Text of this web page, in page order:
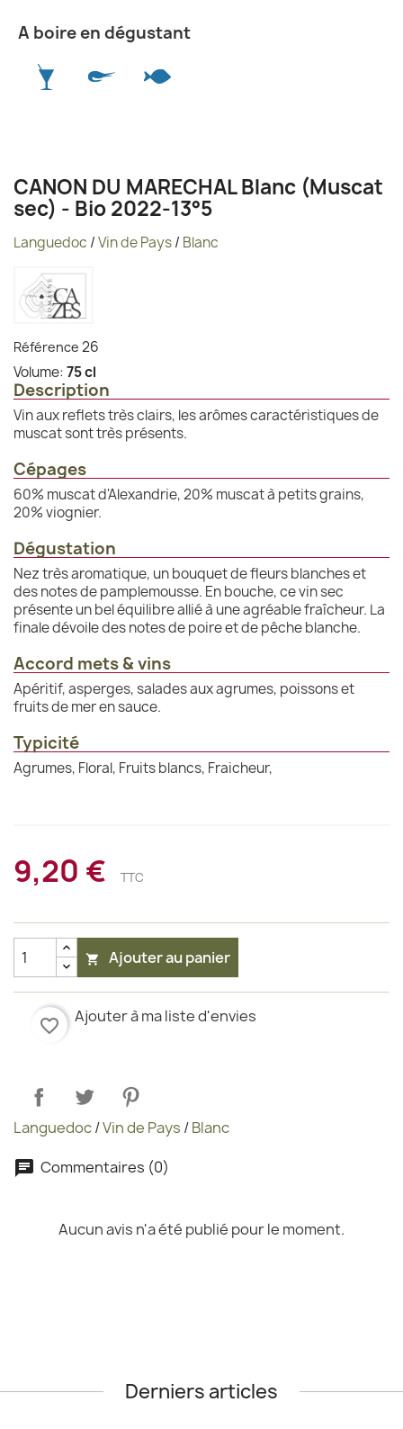
A boire en dégustant
CANON DU MARECHAL Blanc (Muscat
sec) - Bio 2022-13°5
Languedoc /Vin de Pays/ Blanc
Référence 26
Volume: 75 cl
Description
Vin aux reflets très clairs, les arômes caractéristiques de
muscat sont très présents.
Cépages
60% muscat d'Alexandrie, 20% muscat à petits grains,
20% viognier.
Dégustation
Nez très aromatique, un bouquet de fleurs blanches et
des notes de pamplemousse. En bouche, ce vin sec
présente un bel équilibre allié à une agréable fraîcheur. La
finale dévoile des notes de poire et de pêche blanche.
Accord mets & vins
Apéritif, asperges, salades aux agrumes, poissons et
fruits de mer en sauce.
Typicité
Agrumes, Floral, Fruits blancs, Fraicheur,
9,20 € TTC
 Ajouter au panier
favorite_border Ajouter à ma liste d'envies
Languedoc/Vin de Pays /Blanc
Commentaires (0)
Aucun avis n'a été publié pour le moment.
Derniers articles